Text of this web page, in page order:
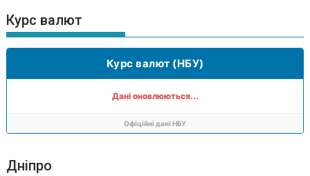
Курс валют
Курс валют (НБУ)
Дані оновлюються...
Офіційні дані НБУ
Дніпро